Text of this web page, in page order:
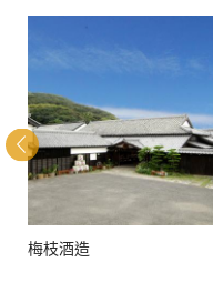
梅枝酒造